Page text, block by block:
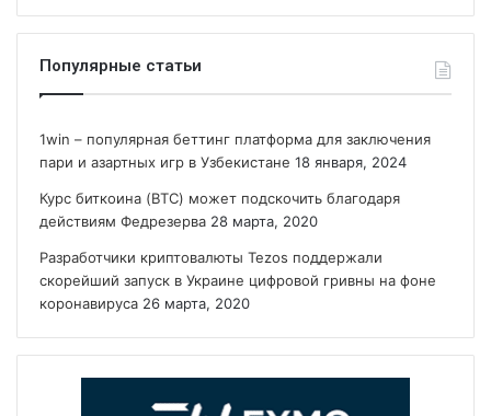
Популярные статьи
1win – популярная беттинг платформа для заключения
пари и азартных игр в Узбекистане 18 января, 2024
Курс биткоина (BTC) может подскочить благодаря
действиям Федрезерва 28 марта, 2020
Разработчики криптовалюты Tezos поддержали
скорейший запуск в Украине цифровой гривны на фоне
коронавируса 26 марта, 2020